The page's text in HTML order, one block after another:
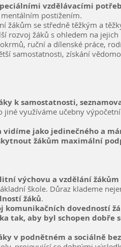
vzdělávacími
postižením.
žákům se středně těžkým a
rozvoj žáků s ohledem na
ruční a dílenské práce,
samostatnosti, získání
k samostatnosti,
využíváme učebny
vidíme jako jedinečného a
žákům maximální
výchovu a vzdělání
škole. Důraz klademe
žáků.
komunikačních dovedností
tak, aby byl schopen
v podnětném a sociálně